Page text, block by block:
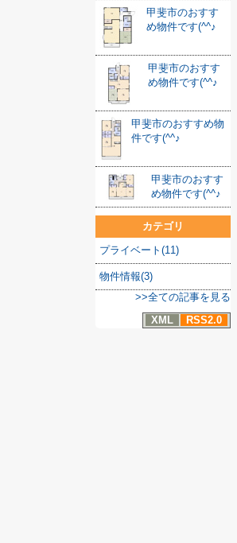
甲斐市のおすす
め物件です(^^♪
甲斐市のおすす
め物件です(^^♪
甲斐市のおすすめ物
件です(^^♪
甲斐市のおすす
め物件です(^^♪
カテゴリ
プライベート(11)
物件情報(3)
>>全ての記事を見る
XML
RSS2.0